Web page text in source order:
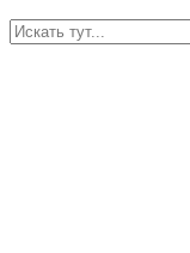
Искать: